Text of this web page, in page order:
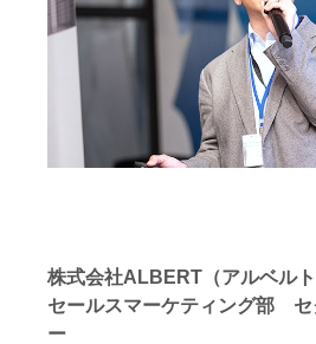
株式会社ALBERT（アルベルト
セールスマーケティング部 セ
ー